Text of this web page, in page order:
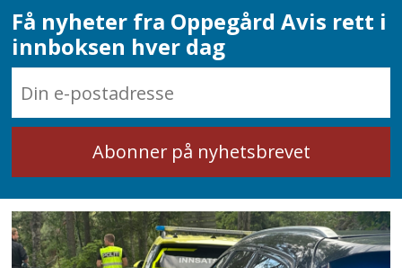
Få nyheter fra Oppegård Avis rett i
innboksen hver dag